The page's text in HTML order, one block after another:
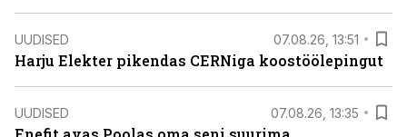
UUDISED 07.08.26, 13:51
Harju Elekter pikendas CERNiga koostöölepingut
UUDISED 07.08.26, 13:35